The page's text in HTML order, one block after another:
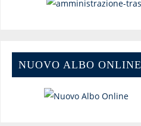
NUOVO ALBO ONLINE